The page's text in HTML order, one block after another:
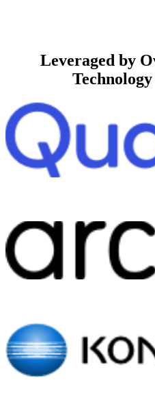
Leveraged by